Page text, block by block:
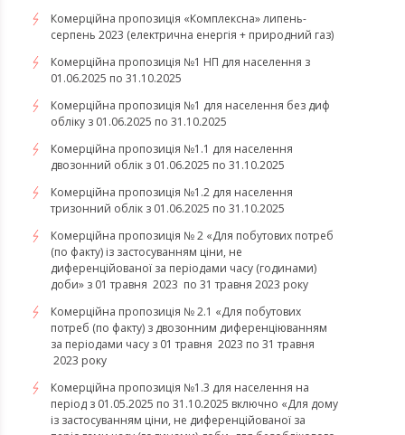
​​​​​​​Комерційна пропозиція «Комплексна» липень-
серпень 2023 (електрична енергія + природний газ)
Комерційна пропозиція №1 НП для населення з
01.06.2025 по 31.10.2025
Комерційна пропозиція №1 для населення без диф
обліку з 01.06.2025 по 31.10.2025
Комерційна пропозиція №1.1 для населення
двозонний облік з 01.06.2025 по 31.10.2025
Комерційна пропозиція №1.2 для населення
тризонний облік з 01.06.2025 по 31.10.2025
Комерційна пропозиція № 2 «Для побутових потреб
(по факту) із застосуванням ціни, не
диференційованої за періодами часу (годинами)
доби» з 01 травня 2023 по 31 травня 2023 року
Комерційна пропозиція № 2.1 «Для побутових
потреб (по факту) з двозонним диференціюванням
за періодами часу з 01 травня 2023 по 31 травня
2023 року
Комерційна пропозиція №1.3 для населення на
період з 01.05.2025 по 31.10.2025 включно «Для дому
із застосуванням ціни, не диференційованої за